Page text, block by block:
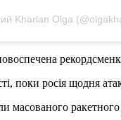
Kharlan Olga
поки росія щодня
масованого